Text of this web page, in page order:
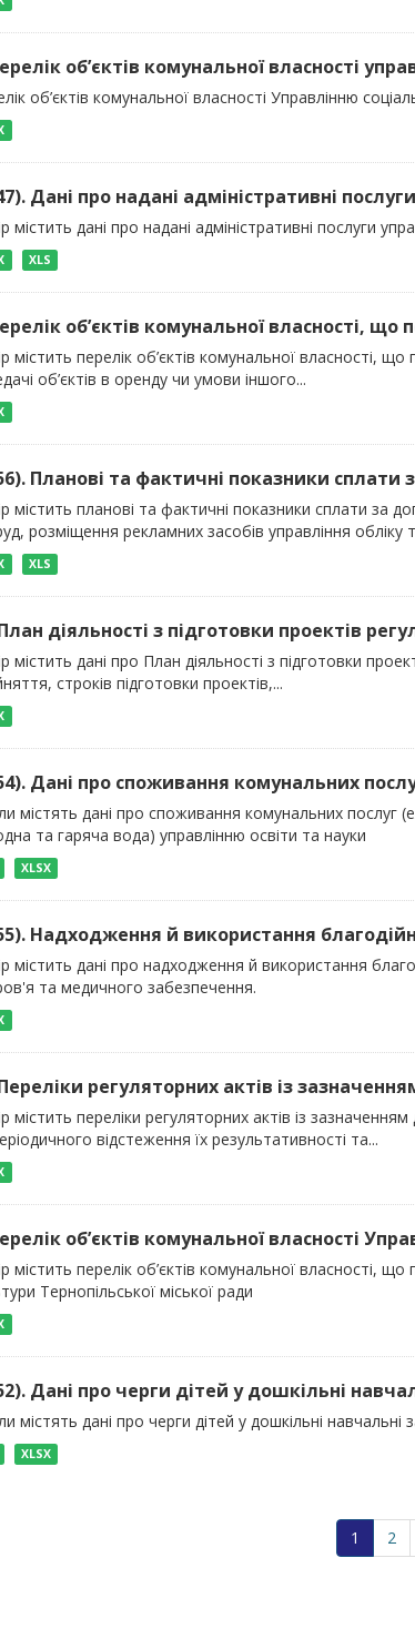
об’єктів комунальної власності
об’єктів комунальної власності Управлінню
Дані про надані адміністративні
містить дані про надані адміністративні послуги
XLS
об’єктів комунальної власності,
містить перелік об’єктів комунальної власності,
об’єктів в оренду чи умови іншого...
Планові та фактичні показники
містить планові та фактичні показники сплати за
розміщення рекламних засобів управління обліку
XLS
діяльності з підготовки проектів
містить дані про План діяльності з підготовки
строків підготовки проектів,...
Дані про споживання комунальних
містять дані про споживання комунальних послуг
та гаряча вода) управлінню освіти та науки
XLSX
Надходження й використання
містить дані про надходження й використання
та медичного забезпечення.
регуляторних актів із
містить переліки регуляторних актів із
відстеження їх результативності та...
об’єктів комунальної власності
містить перелік об’єктів комунальної власності,
Тернопільської міської ради
Дані про черги дітей у дошкільні
містять дані про черги дітей у дошкільні навчальні
XLSX
1 2